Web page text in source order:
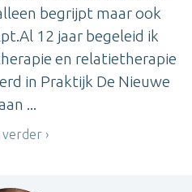
begrijpt maar ook
12 jaar begeleid ik
en relatietherapie
in Praktijk De Nieuwe
...
verder